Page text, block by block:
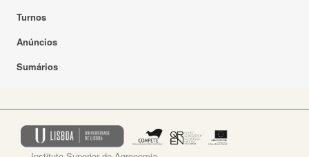
Turnos
Anúncios
Sumários